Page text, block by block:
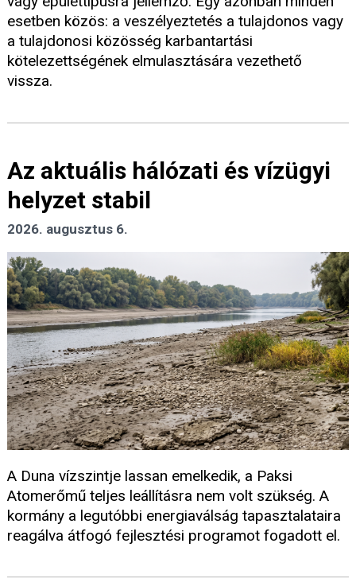
esetben közös: a veszélyeztetés a tulajdonos vagy
a tulajdonosi közösség karbantartási
kötelezettségének elmulasztására vezethető
vissza.
Az aktuális hálózati és vízügyi
helyzet stabil
2026. augusztus 6.
A Duna vízszintje lassan emelkedik, a Paksi
Atomerőmű teljes leállításra nem volt szükség. A
kormány a legutóbbi energiaválság tapasztalataira
reagálva átfogó fejlesztési programot fogadott el.